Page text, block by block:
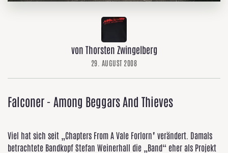
von Thorsten Zwingelberg
29. AUGUST 2008
Falconer - Among Beggars And Thieves
Viel hat sich seit „Chapters From A Vale Forlorn" verändert. Damals
betrachtete Bandkopf Stefan Weinerhall die „Band“ eher als Projekt